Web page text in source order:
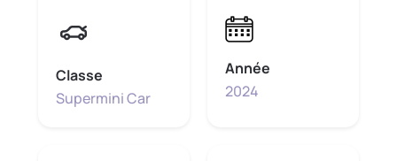
Classe
Supermini Car
Année
2024